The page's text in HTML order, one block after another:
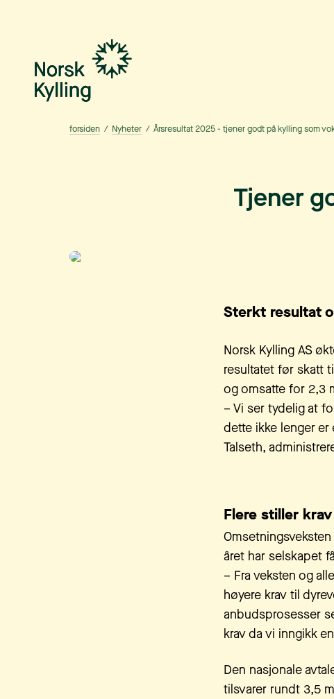
forsiden / Nyheter / Årsresultat 2025 - tjener godt på kylling som
Tjener
Sterkt resultat
Norsk Kylling AS
resultatet før skatt
og omsatte for 2,3
– Vi ser tydelig at
dette ikke lenger
Talseth,
Flere stiller krav
året har selskapet
– Fra veksten og
høyere krav til
anbudsprosesser
krav da vi inngikk
Den nasjonale
tilsvarer rundt 3,5